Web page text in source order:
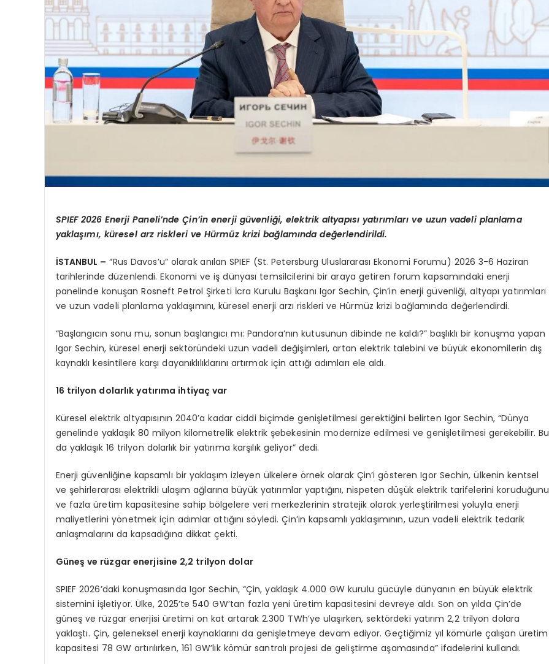
SPIEF 2026 Enerji Paneli’nde Çin’in enerji güvenliği, elektrik altyapısı yatırımları ve uzun vadeli planlama
yaklaşımı, küresel arz riskleri ve Hürmüz krizi bağlamında değerlendirildi.
İSTANBUL – “Rus Davos’u” olarak anılan SPIEF (St. Petersburg Uluslararası Ekonomi Forumu) 2026 3-6 Haziran
tarihlerinde düzenlendi. Ekonomi ve iş dünyası temsilcilerini bir araya getiren forum kapsamındaki enerji
panelinde konuşan Rosneft Petrol Şirketi İcra Kurulu Başkanı Igor Sechin, Çin’in enerji güvenliği, altyapı yatırımları
ve uzun vadeli planlama yaklaşımını, küresel enerji arzı riskleri ve Hürmüz krizi bağlamında değerlendirdi.
“Başlangıcın sonu mu, sonun başlangıcı mı: Pandora’nın kutusunun dibinde ne kaldı?” başlıklı bir konuşma yapan
Igor Sechin, küresel enerji sektöründeki uzun vadeli değişimleri, artan elektrik talebini ve büyük ekonomilerin dış
kaynaklı kesintilere karşı dayanıklılıklarını artırmak için attığı adımları ele aldı.
16 trilyon dolarlık yatırıma ihtiyaç var
Küresel elektrik altyapısının 2040’a kadar ciddi biçimde genişletilmesi gerektiğini belirten Igor Sechin, “Dünya
genelinde yaklaşık 80 milyon kilometrelik elektrik şebekesinin modernize edilmesi ve genişletilmesi gerekebilir. Bu
da yaklaşık 16 trilyon dolarlık bir yatırıma karşılık geliyor” dedi.
Enerji güvenliğine kapsamlı bir yaklaşım izleyen ülkelere örnek olarak Çin’i gösteren Igor Sechin, ülkenin kentsel
ve şehirlerarası elektrikli ulaşım ağlarına büyük yatırımlar yaptığını, nispeten düşük elektrik tarifelerini koruduğunu
ve fazla üretim kapasitesine sahip bölgelere veri merkezlerinin stratejik olarak yerleştirilmesi yoluyla enerji
maliyetlerini yönetmek için adımlar attığını söyledi. Çin’in kapsamlı yaklaşımının, uzun vadeli elektrik tedarik
anlaşmalarını da kapsadığına dikkat çekti.
Güneş ve rüzgar enerjisine 2,2 trilyon dolar
SPIEF 2026’daki konuşmasında Igor Sechin, “Çin, yaklaşık 4.000 GW kurulu gücüyle dünyanın en büyük elektrik
sistemini işletiyor. Ülke, 2025’te 540 GW’tan fazla yeni üretim kapasitesini devreye aldı. Son on yılda Çin’de
güneş ve rüzgar enerjisi üretimi on kat artarak 2.300 TWh’ye ulaşırken, sektördeki yatırım 2,2 trilyon dolara
yaklaştı. Çin, geleneksel enerji kaynaklarını da genişletmeye devam ediyor. Geçtiğimiz yıl kömürle çalışan üretim
kapasitesi 78 GW artırılırken, 161 GW’lık kömür santralı projesi de geliştirme aşamasında” ifadelerini kullandı.